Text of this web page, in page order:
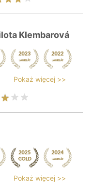
Klembarová
Pokaż więcej >>
Pokaż więcej >>